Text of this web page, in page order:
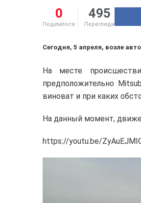
0
Поділилося
495
Перегляди
Сегодня, 5 апреля, возле
На месте
предположительно
виноват и при каких
На данный момент,
https://youtu.be/